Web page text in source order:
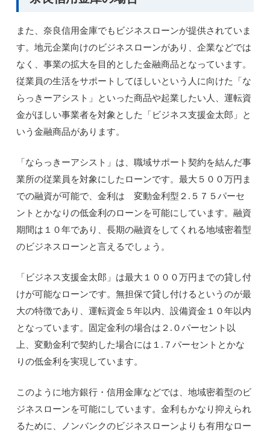
また、奈良信用金庫でもビジネスローンが提供されていま
す。地元企業向けのビジネスローンがあり、企業などでは
なく、事業の拡大を目的とした金融商品となっています。
従業員の生活をサポートしてほしいという人に向けた「な
らっきーアシスト」といった商品や起業したい人、運転資
金がほしい事業者を対象とした「ビジネス支援金太郎」と
いう金融商品があります。
「ならっきーアシスト」は、職域サポート契約を結んだ事
業所の従業員を対象にしたローンです。最大５００万円ま
での融資が可能で、金利は 変動金利型２.５７５パーセ
ントとかなりの低金利のローンを可能にしています。融資
期間は１０年であり、長期の融資をしてくれる地域密着型
のビジネスローンと言えるでしょう。
「ビジネス支援金太郎」は最大１０００万円までの貸し付
けが可能なローンです。無担保で貸し付けるというのが最
大の特徴であり、運転資金５年以内、設備資金１０年以内
となっています。固定金利の場合は２.０パーセント以
上、変動金利で契約した場合には１.７パーセントとかな
りの低金利を実現しています。
このように地方銀行・信用金庫などでは、地域密着型のビ
ジネスローンを可能にしています。金利もかなり抑えられ
るために、ノンバンクのビジネスローンよりも有用なロー